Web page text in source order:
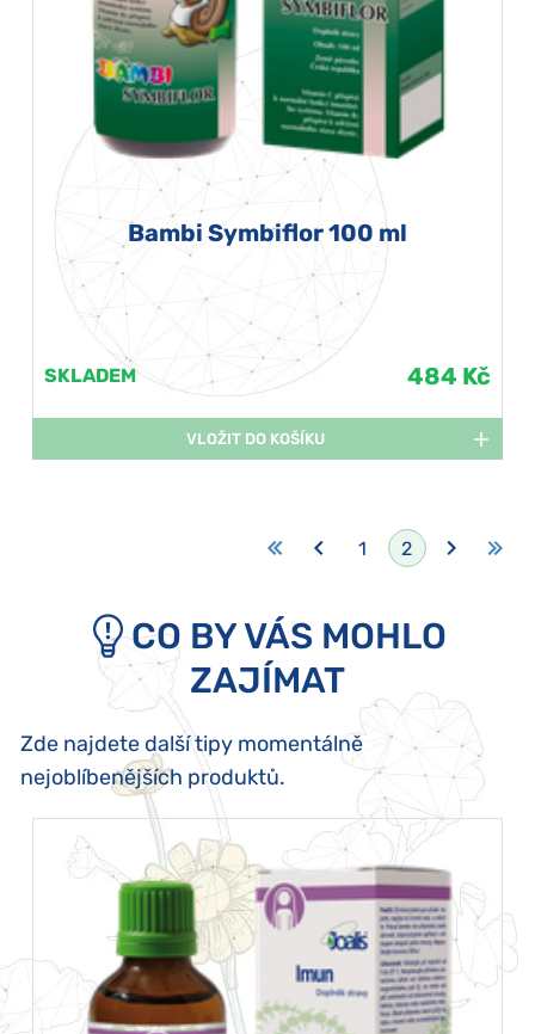
Bambi Symbiflor 100 ml
SKLADEM 484 Kč
VLOŽIT DO KOŠÍKU
1 2
CO BY VÁS MOHLO
ZAJÍMAT
Zde najdete další tipy momentálně
nejoblíbenějších produktů.